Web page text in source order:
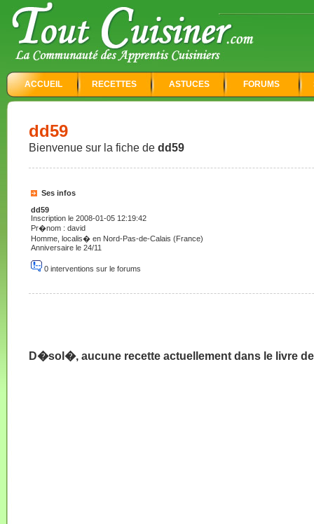
ACCUEIL RECETTES ASTUCES FORUMS
dd59
Bienvenue sur la fiche de dd59
Ses infos
dd59
Inscription le 2008-01-05 12:19:42
Pr�nom : david
Homme, localis� en Nord-Pas-de-Calais (France)
Anniversaire le 24/11
0 interventions sur le forums
D�sol�, aucune recette actuellement dans le livre